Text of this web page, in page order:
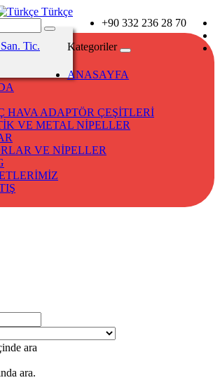
+90 332 236 28 70
Türkçe
Kategoriler
ANASAYFA
HAVA ADAPTÖR ÇEŞİTLERİ
VE METAL NİPELLER
VE NİPELLER
ara
ara.